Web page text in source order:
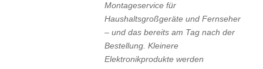
Montageservice für
Haushaltsgroßgeräte und Fernseher
– und das bereits am Tag nach der
Bestellung. Kleinere
Elektronikprodukte werden